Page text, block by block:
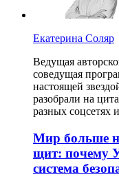
Екатерина Соляр
Ведущая
соведущая
настоящей
разобрали на
разных соцсетях
Мир больше
щит: почему
система